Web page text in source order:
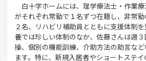
白十字ホームには、理学療法士・作業
がそれぞれ常勤で１名ずつ在籍し、非常
２名、リハビリ補助員とともに支援体制
養では珍しい体制のなか、佐藤さんは週
操、個別の機能訓練、介助方法の助言な
ます。特に、新規入居者やショートステ